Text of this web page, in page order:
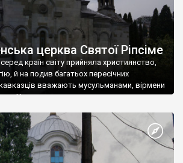
церква Святої Ріпсіме
країн світу прийняла християнство,
й на подив багатьох пересічних
кавказців вважають мусульманами, вірмени
Христа